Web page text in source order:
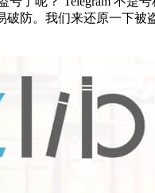
防。我们来还原一下被